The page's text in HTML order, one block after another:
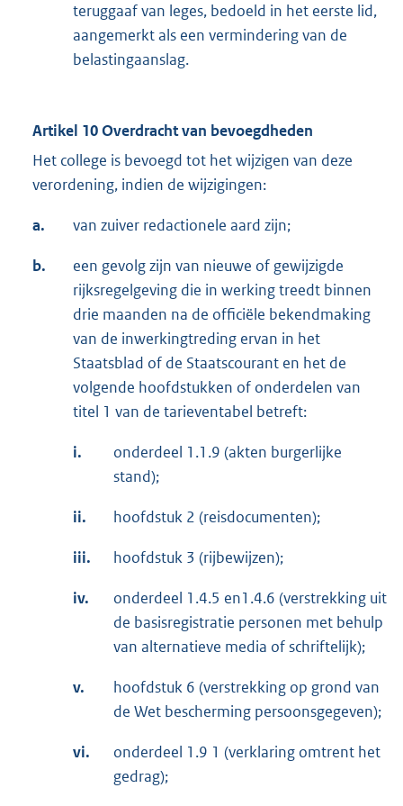
teruggaaf van leges, bedoeld in het eerste lid,
aangemerkt als een vermindering van de
belastingaanslag.
Artikel 10 Overdracht van bevoegdheden
Het college is bevoegd tot het wijzigen van deze
verordening, indien de wijzigingen:
a. van zuiver redactionele aard zijn;
b.
een gevolg zijn van nieuwe of gewijzigde
rijksregelgeving die in werking treedt binnen
drie maanden na de officiële bekendmaking
van de inwerkingtreding ervan in het
Staatsblad of de Staatscourant en het de
volgende hoofdstukken of onderdelen van
titel 1 van de tarieventabel betreft:
i.
onderdeel 1.1.9 (akten burgerlijke
stand);
ii. hoofdstuk 2 (reisdocumenten);
iii. hoofdstuk 3 (rijbewijzen);
iv.
onderdeel 1.4.5 en1.4.6 (verstrekking uit
de basisregistratie personen met behulp
van alternatieve media of schriftelijk);
v.
hoofdstuk 6 (verstrekking op grond van
de Wet bescherming persoonsgegeven);
vi.
onderdeel 1.9 1 (verklaring omtrent het
gedrag);